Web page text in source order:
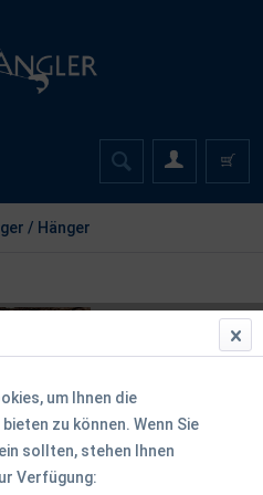
/ Hänger
um Ihnen die
zu können. Wenn Sie
sollten, stehen Ihnen
Verfügung: